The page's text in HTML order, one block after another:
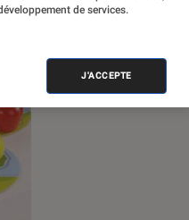
de services.
J'ACCEPTE